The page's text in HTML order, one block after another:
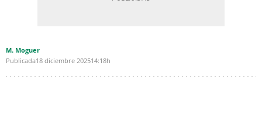
M. Moguer
Publicada18 diciembre 202514:18h